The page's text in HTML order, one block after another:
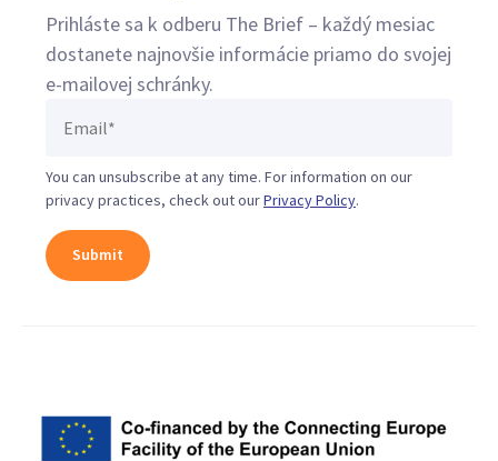
Prihláste sa k odberu The Brief – každý mesiac
dostanete najnovšie informácie priamo do svojej
e-mailovej schránky.
You can unsubscribe at any time. For information on our
privacy practices, check out ourPrivacy Policy.